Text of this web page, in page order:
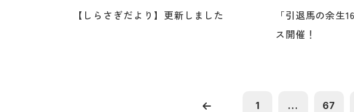
【しらさぎだより】更新しました
「引退馬の余生
ス開催！
1 ... 67